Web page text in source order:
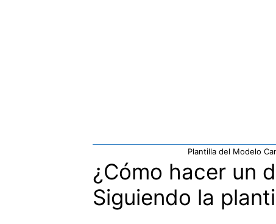
Plantilla del Modelo
¿Cómo hacer un
Siguiendo la